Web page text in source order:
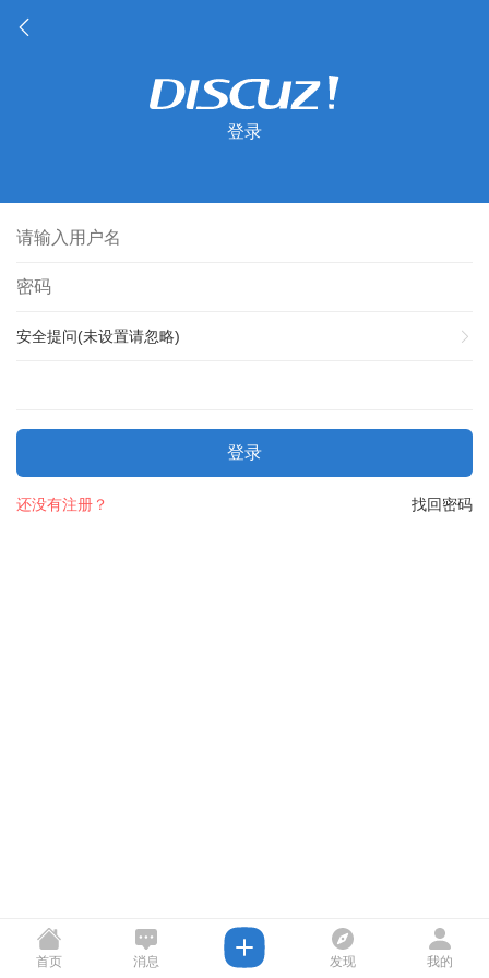
登录
安全提问(未设置请忽略)
登录
找回密码
还没有注册？
首页 消息 发现 我的